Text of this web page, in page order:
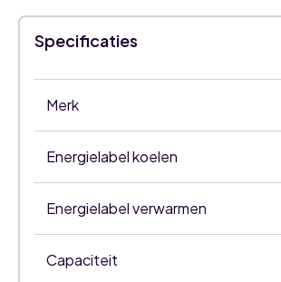
Specificaties
Merk
Energielabel koelen
Energielabel verwarmen
Capaciteit